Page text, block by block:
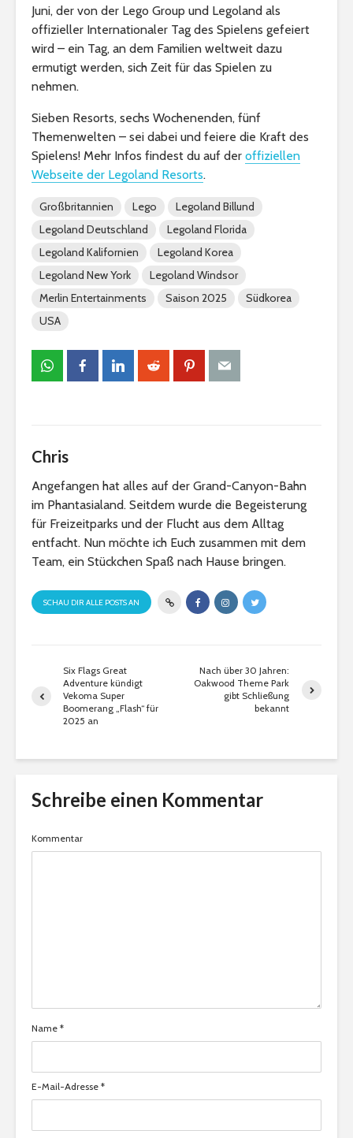
Juni, der von der Lego Group und Legoland als
offizieller Internationaler Tag des Spielens gefeiert
wird – ein Tag, an dem Familien weltweit dazu
ermutigt werden, sich Zeit für das Spielen zu
nehmen.
Sieben Resorts, sechs Wochenenden, fünf
Themenwelten – sei dabei und feiere die Kraft des
Spielens! Mehr Infos findest du auf der offiziellen
Webseite der Legoland Resorts.
Großbritannien Lego
Legoland Billund
Legoland Deutschland
Legoland Florida
Legoland Kalifornien
Legoland Korea
Legoland New York
Legoland Windsor
Merlin Entertainments
Saison 2025
Südkorea
USA
Chris
Angefangen hat alles auf der Grand-Canyon-Bahn
im Phantasialand. Seitdem wurde die Begeisterung
für Freizeitparks und der Flucht aus dem Alltag
entfacht. Nun möchte ich Euch zusammen mit dem
Team, ein Stückchen Spaß nach Hause bringen.
SCHAU DIR ALLE POSTS AN
Six Flags Great
Adventure kündigt
Vekoma Super
Boomerang „Flash“ für
2025 an
Nach über 30 Jahren:
Oakwood Theme Park
gibt Schließung
bekannt
Schreibe einen Kommentar
Kommentar
Name *
E-Mail-Adresse *